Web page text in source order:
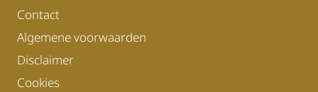
Contact
Algemene voorwaarden
Disclaimer
Cookies